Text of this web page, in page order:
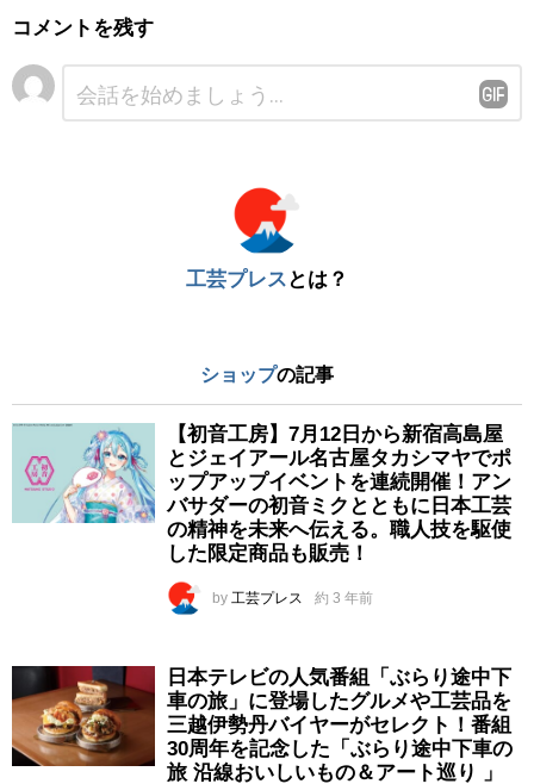
コメントを残す
工芸プレス とは？
ショップの記事
【初音工房】7月12日から新宿高島屋
とジェイアール名古屋タカシマヤでポ
ップアップイベントを連続開催！アン
バサダーの初音ミクとともに日本工芸
の精神を未来へ伝える。職人技を駆使
した限定商品も販売！
by 工芸プレス 約 3 年前
日本テレビの人気番組「ぶらり途中下
車の旅」に登場したグルメや工芸品を
三越伊勢丹バイヤーがセレクト！番組
30周年を記念した「ぶらり途中下車の
旅 沿線おいしいもの＆アート巡り 」